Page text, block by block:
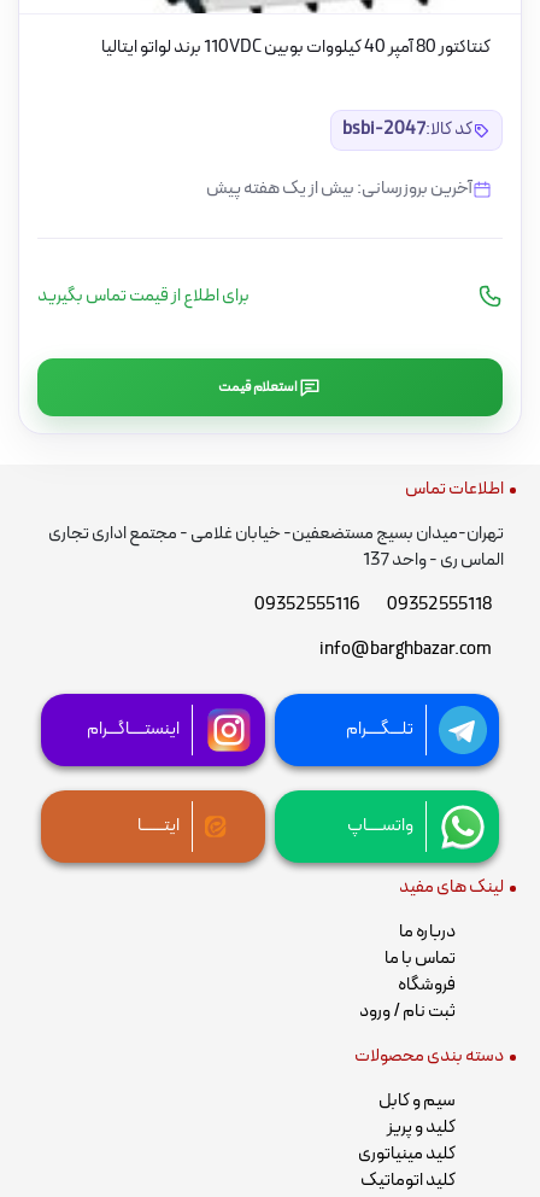
کنتاکتور 80 آمپر 40 کیلووات بوبین 110VDC برند لواتو ایتالیا
کد کالا:bsbi-2047
آخرین بروزرسانی: بیش از یک هفته پیش
برای اطلاع از قیمت تماس بگیرید
استعلام قیمت
اطلاعات تماس
تهران-میدان بسیج مستضعفین- خیابان غلامی - مجتمع اداری تجاری
الماس ری - واحد 137
09352555118
09352555116
info@barghbazar.com
تلـــگــــرام اینستــــاگـــرام
واتســــاپ ایتــــــا
لینک های مفید
درباره ما
تماس با ما
فروشگاه
ثبت نام / ورود
دسته بندی محصولات
سیم و کابل
کلید و پریز
کلید مینیاتوری
کلید اتوماتیک